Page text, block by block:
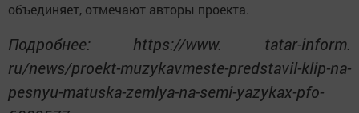
объединяет, отмечают авторы проекта.
Подробнее: https://www. tatar-inform.
ru/news/proekt-muzykavmeste-predstavil-klip-na-
pesnyu-matuska-zemlya-na-semi-yazykax-pfo-